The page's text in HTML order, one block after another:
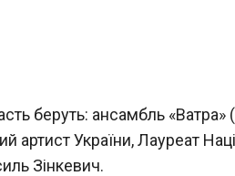
беруть: ансамбль «Ватра»
артист України, Лауреат
Зінкевич.